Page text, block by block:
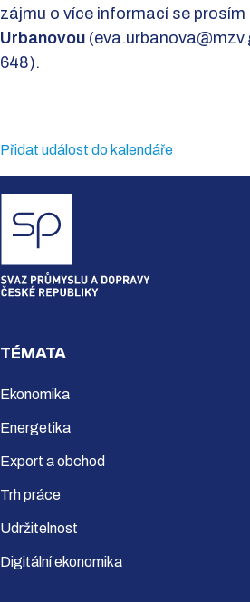
zájmu o více informací se prosím
Urbanovou
648).
Přidat událost do kalendáře
TÉMATA
Ekonomika
Energetika
Export a obchod
Trh práce
Udržitelnost
Digitální ekonomika